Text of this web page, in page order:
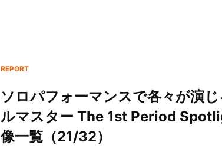
REPORT
ソロパフォーマンスで各々が演
ルマスター The 1st Period
像一覧（21/32）